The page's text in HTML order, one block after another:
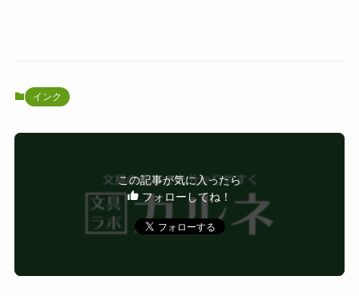
インク
この記事が気に入ったら
フォローしてね！